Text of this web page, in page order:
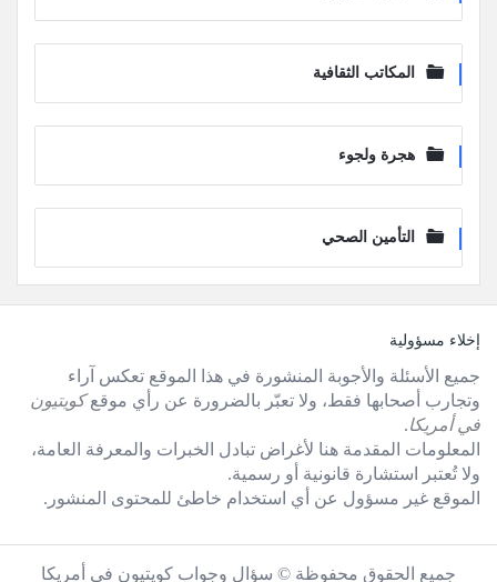
المكاتب الثقافية
هجرة ولجوء
التأمين الصحي
الفوترإخلاء مسؤولية
جميع الأسئلة والأجوبة المنشورة في هذا الموقع تعكس آراء
وتجارب أصحابها فقط، ولا تعبّر بالضرورة عن رأي موقعكويتيون
في أمريكا.
المعلومات المقدمة هنا لأغراض تبادل الخبرات والمعرفة العامة،
ولا تُعتبر استشارة قانونية أو رسمية.
الموقع غير مسؤول عن أي استخدام خاطئ للمحتوى المنشور.
جميع الحقوق محفوظة © سؤال وجواب كويتيون في أمريكا